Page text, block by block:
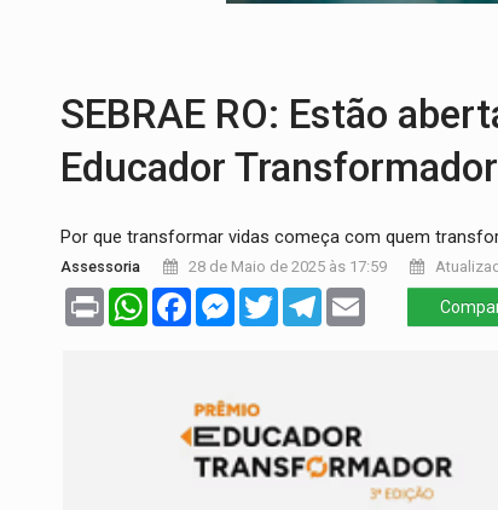
SEBRAE RO: Estão
Educador
Por que transformar vidas começa com quem
Assessoria 28 de Maio de 2025 às 17:59
Print WhatsAppFacebookMessenger
TwitterTelegram